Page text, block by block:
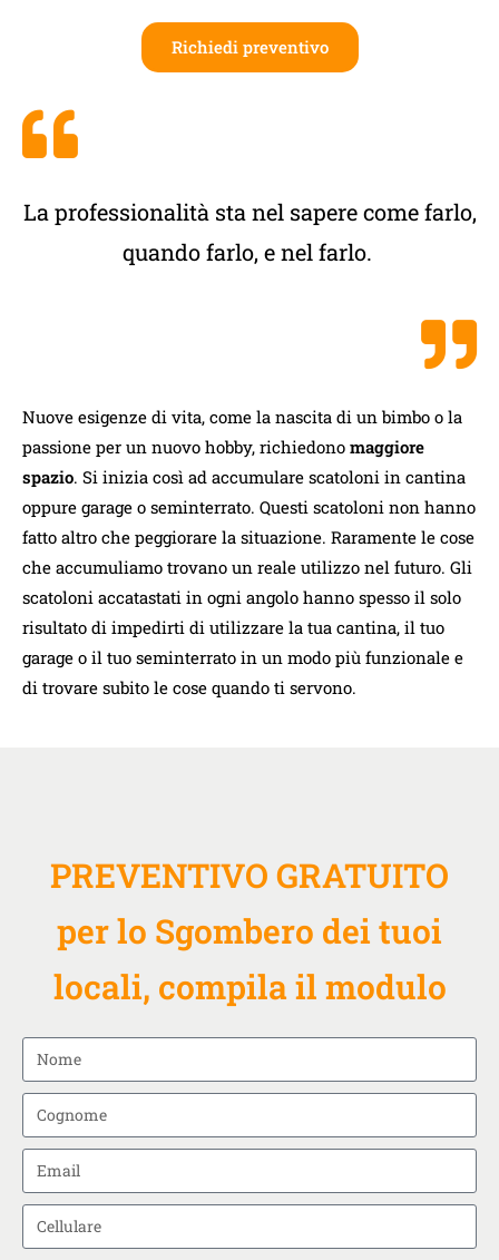
Richiedi preventivo
La professionalità sta nel sapere come farlo,
quando farlo, e nel farlo.
Nuove esigenze di vita, come la nascita di un bimbo o la
passione per un nuovo hobby, richiedono maggiore
spazio. Si inizia così ad accumulare scatoloni in cantina
oppure garage o seminterrato. Questi scatoloni non hanno
fatto altro che peggiorare la situazione. Raramente le cose
che accumuliamo trovano un reale utilizzo nel futuro. Gli
scatoloni accatastati in ogni angolo hanno spesso il solo
risultato di impedirti di utilizzare la tua cantina, il tuo
garage o il tuo seminterrato in un modo più funzionale e
di trovare subito le cose quando ti servono.
PREVENTIVO GRATUITO
per lo Sgombero dei tuoi
locali, compila il modulo